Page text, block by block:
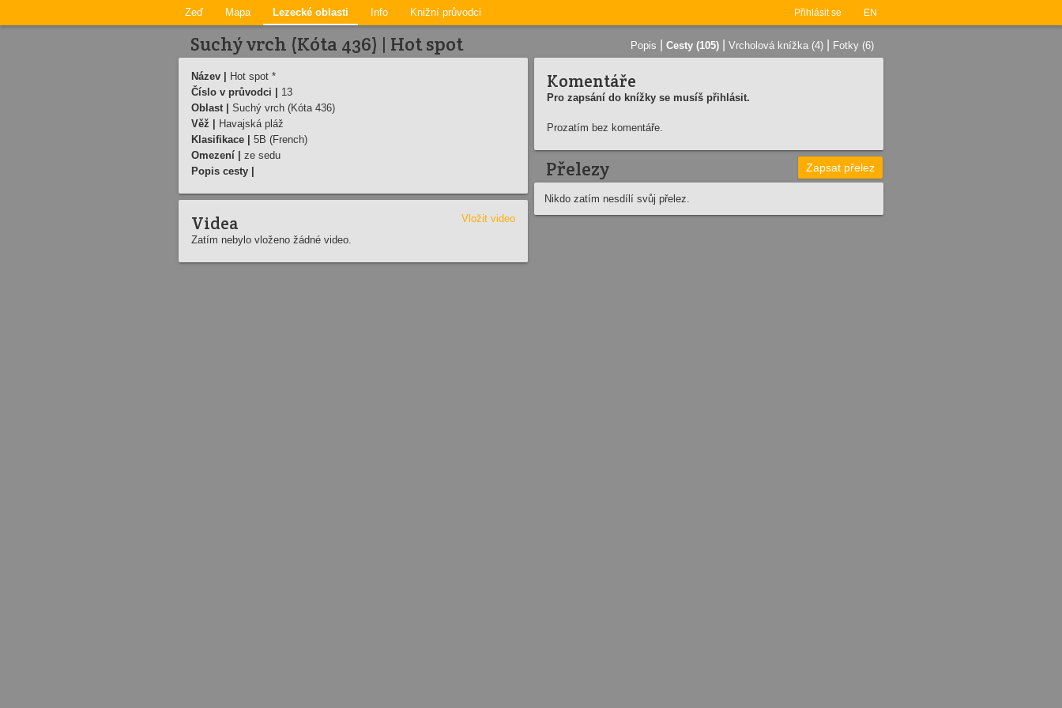
Přihlásit se EN
Zeď Mapa Lezecké oblasti Info Knižní průvodci
Suchý vrch (Kóta 436) | Hot spot Popis Cesty (105) Vrcholová knížka (4) Fotky (6)
Název |
Hot spot *
Číslo v průvodci |
13
Oblast |
Suchý vrch (Kóta 436)
Věž |
Havajská pláž
Klasifikace |
5B (French)
Omezení |
ze sedu
Popis cesty |
Videa
Vložit video
Zatím nebylo vloženo žádné video.
Komentáře
Pro zapsání do knížky se musíš přihlásit.
Prozatím bez komentáře.
Přelezy Zapsat přelez
Nikdo zatím nesdílí svůj přelez.